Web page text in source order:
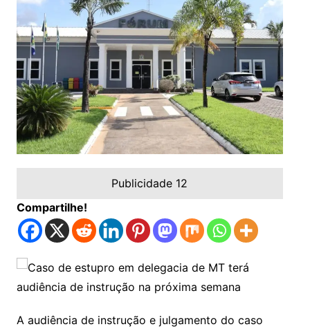
Publicidade 12
Compartilhe!
A audiência de instrução e julgamento do caso